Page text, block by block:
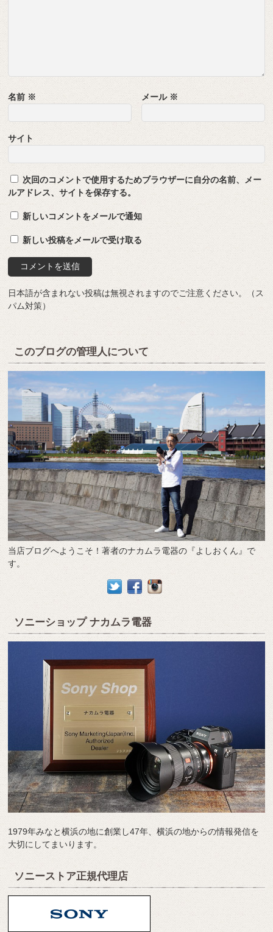
名前 ※ メール ※
サイト
次回のコメントで使用するためブラウザーに自分の名前、メー
ルアドレス、サイトを保存する。
新しいコメントをメールで通知
新しい投稿をメールで受け取る
日本語が含まれない投稿は無視されますのでご注意ください。（ス
パム対策）
このブログの管理人について
当店ブログへようこそ！著者のナカムラ電器の『よしおくん』で
す。
ソニーショップ ナカムラ電器
1979年みなと横浜の地に創業し47年、横浜の地からの情報発信を
大切にしてまいります。
ソニーストア正規代理店